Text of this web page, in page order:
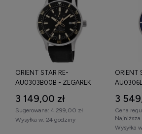
szkło szafirowe z antyrefleksem,
przeszklony dekiel,
średnicę koperty dopasowaną do
poziom wodoszczelności.
Orient Star oferuje wysoką jakość
cenowej.
Sprawdź dostępne zegarki Orient
, porównaj parametry
ORIENT STAR RE-
AU0303B00B - ZEGAREK
3 149,00 zł
Wysyłka w: 24 godziny
Sugerowana: 4 299,00 zł
ORIENT
3
Cena
Najniższa
Wysyłka